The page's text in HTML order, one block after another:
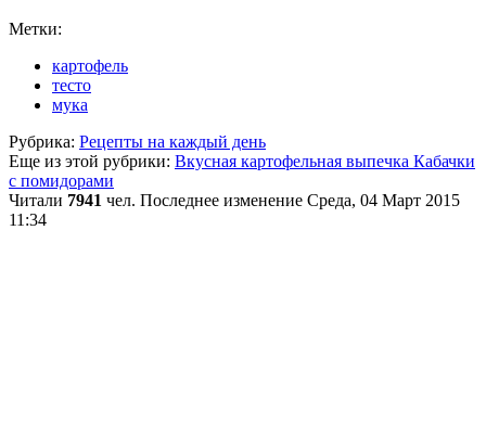
Метки:
картофель
тесто
мука
Рубрика: Рецепты на каждый день
Еще из этой рубрики: Вкусная картофельная выпечка Кабачки
с помидорами
Читали 7941 чел. Последнее изменение Среда, 04 Март 2015
11:34